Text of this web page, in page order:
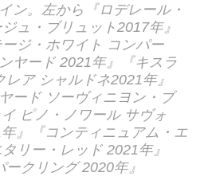
ン。左から『ロデレール・
ュ・ブリュット2017年』
ージ・ホワイト コンパー
ヤード 2021年』『キスラ
ア シャルドネ2021年』
ード ソーヴィニヨン・ブ
ピノ・ノワール サヴォ
』『コンティニュアム・エ
リー・レッド 2021年』
ークリング 2020年』